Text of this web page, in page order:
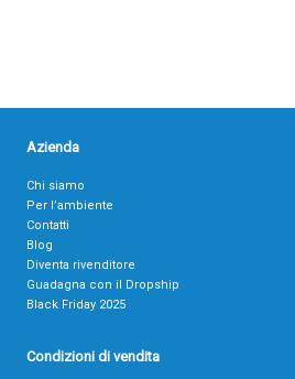
Azienda
Chi siamo
Per l’ambiente
Contatti
Blog
Diventa rivenditore
Guadagna con il Dropship
Black Friday 2025
Condizioni di vendita